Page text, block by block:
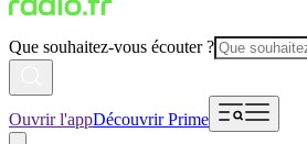
Que souhaitez-vous écouter ?
Ouvrir l'appDécouvrir Prime